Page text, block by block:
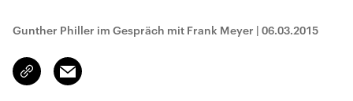
Gunther Philler im Gespräch mit Frank Meyer | 06.03.2015
Link
kopieren/teilen
Email